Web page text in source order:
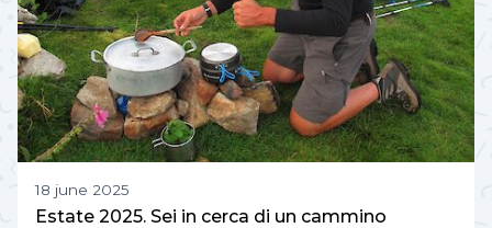
18 june 2025
Estate 2025. Sei in cerca di un cammino